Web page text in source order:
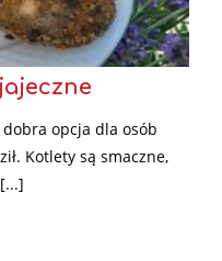
opcja dla osób
Kotlety są smaczne,